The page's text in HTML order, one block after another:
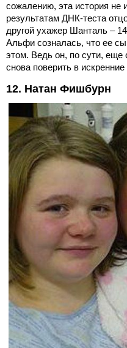
сожалению, эта история не
результатам ДНК-теста
другой ухажер Шанталь –
Альфи созналась, что ее
этом. Ведь он, по сути,
снова поверить в
12. Натан Фишбурн